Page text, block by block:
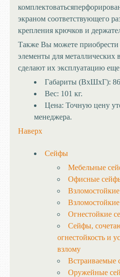
экраном соответствующего
крепления крючков и
Также Вы можете
элементы для металлических
сделают их эксплуатацию еще
Габариты (ВхШхГ):
Вес: 101 кг.
Цена: Точную цену
менеджера.
Наверх
Сейфы
Мебельные
Офисные
Огнестойкие
Сейфы,
огнестойкость и
взлому
Встраиваемые
Оружейные